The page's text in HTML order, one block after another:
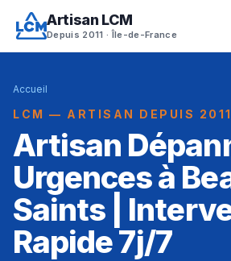
Artisan LCM
Depuis 2011 · Île-de-France
Accueil
LCM — ARTISAN DEPUIS 2011
Artisan
Urgences à
Saints |
Rapide 7j/7